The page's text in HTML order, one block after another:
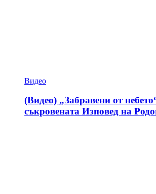
Видео
(Видео) „Забравени от
съкровената Изповед на